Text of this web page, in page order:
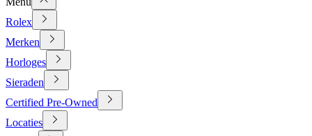
Rolex
Merken
Horloges
Sieraden
Certified Pre-Owned
Locaties